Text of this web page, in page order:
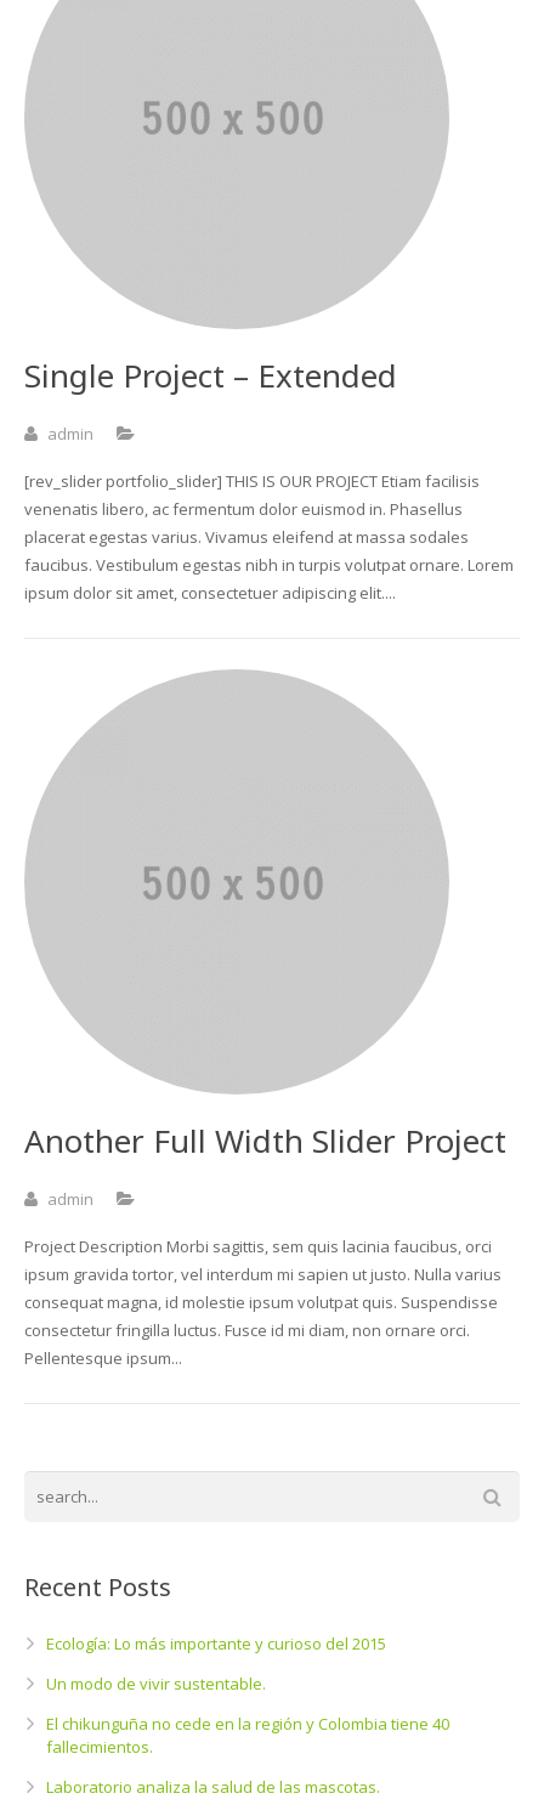
Single Project – Extended
admin
[rev_slider portfolio_slider] THIS IS OUR PROJECT Etiam facilisis
venenatis libero, ac fermentum dolor euismod in. Phasellus
placerat egestas varius. Vivamus eleifend at massa sodales
faucibus. Vestibulum egestas nibh in turpis volutpat ornare. Lorem
ipsum dolor sit amet, consectetuer adipiscing elit....
Another Full Width Slider Project
admin
Project Description Morbi sagittis, sem quis lacinia faucibus, orci
ipsum gravida tortor, vel interdum mi sapien ut justo. Nulla varius
consequat magna, id molestie ipsum volutpat quis. Suspendisse
consectetur fringilla luctus. Fusce id mi diam, non ornare orci.
Pellentesque ipsum...
Recent Posts
Ecología: Lo más importante y curioso del 2015
Un modo de vivir sustentable.
El chikunguña no cede en la región y Colombia tiene 40
fallecimientos.
Laboratorio analiza la salud de las mascotas.